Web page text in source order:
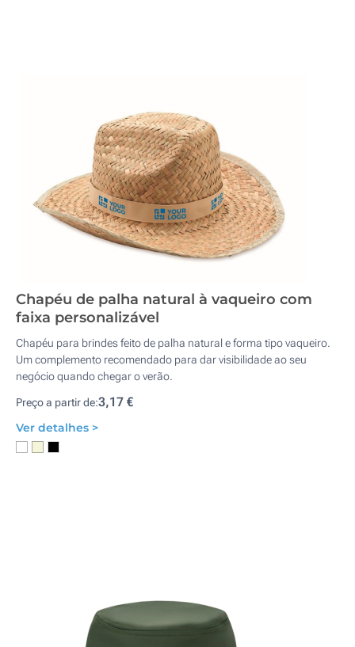
Chapéu de palha natural à vaqueiro com
faixa personalizável
Chapéu para brindes feito de palha natural e forma tipo vaqueiro.
Um complemento recomendado para dar visibilidade ao seu
negócio quando chegar o verão.
Preço a partir de:3,17 €
Ver detalhes >